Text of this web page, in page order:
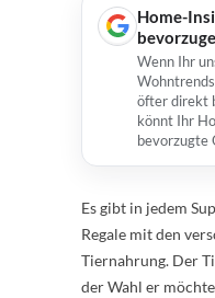
Home-
Wenn Ihr
öfter direkt
könnt Ihr
bevorzugte
Es gibt in jedem
Regale mit den
Tiernahrung. Der
der Wahl er